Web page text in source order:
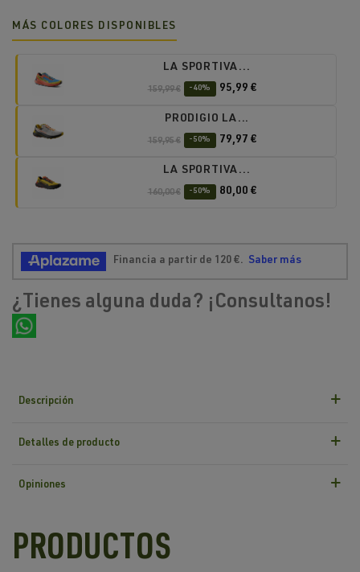
MÁS COLORES DISPONIBLES
LA SPORTIVA...
159,99 € -40% 95,99 €
PRODIGIO LA...
159,95 € -50% 79,97 €
LA SPORTIVA...
160,00 € -50% 80,00 €
¿Tienes alguna duda? ¡Consultanos!
Descripción
Detalles de producto
Opiniones
PRODUCTOS